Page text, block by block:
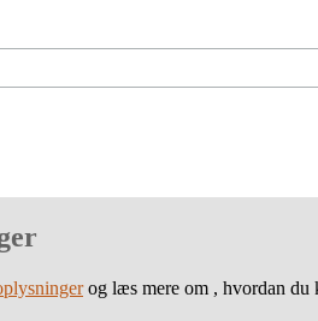
og læs mere om , hvordan du